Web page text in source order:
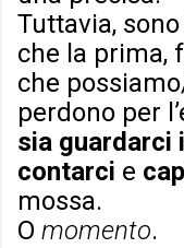
Tuttavia,
che la prima,
che
perdono per
sia guardarci
contarci e
mossa.
O momento.